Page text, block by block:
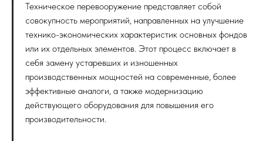
Техническое перевооружение представляет собой
совокупность мероприятий, направленных на улучшение
технико-экономических характеристик основных фондов
или их отдельных элементов. Этот процесс включает в
себя замену устаревших и изношенных
производственных мощностей на современные, более
эффективные аналоги, а также модернизацию
действующего оборудования для повышения его
производительности.